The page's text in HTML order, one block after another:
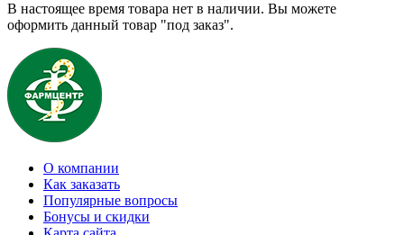
В настоящее время товара нет в наличии. Вы можете
оформить данный товар "под заказ".
О компании
Как заказать
Популярные вопросы
Бонусы и скидки